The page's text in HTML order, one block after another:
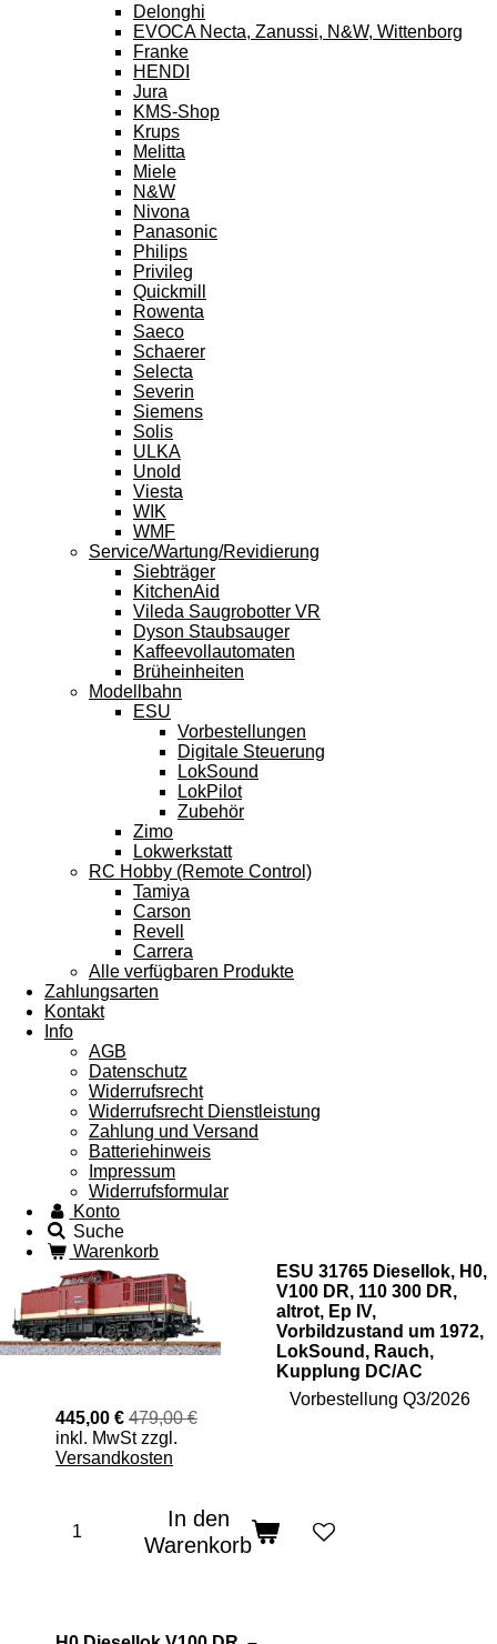
Delonghi
EVOCA Necta, Zanussi, N&W, Wittenborg
Franke
HENDI
Jura
KMS-Shop
Krups
Melitta
Miele
N&W
Nivona
Panasonic
Philips
Privileg
Quickmill
Rowenta
Saeco
Schaerer
Selecta
Severin
Siemens
Solis
ULKA
Unold
Viesta
WIK
WMF
Service/Wartung/Revidierung
Siebträger
KitchenAid
Vileda Saugrobotter VR
Dyson Staubsauger
Kaffeevollautomaten
Brüheinheiten
Modellbahn
ESU
Vorbestellungen
Digitale Steuerung
LokSound
LokPilot
Zubehör
Zimo
Lokwerkstatt
RC Hobby (Remote Control)
Tamiya
Carson
Revell
Carrera
Alle verfügbaren Produkte
Zahlungsarten
Kontakt
Info
AGB
Datenschutz
Widerrufsrecht
Widerrufsrecht Dienstleistung
Zahlung und Versand
Batteriehinweis
Impressum
Widerrufsformular
Konto
Suche
Warenkorb
ESU 31765 Diesellok, H0,
V100 DR, 110 300 DR,
altrot, Ep IV,
Vorbildzustand um 1972,
LokSound, Rauch,
Kupplung DC/AC
Vorbestellung Q3/2026
445,00 € 479,00 €
inkl. MwSt zzgl.
Versandkosten
In den
Warenkorb